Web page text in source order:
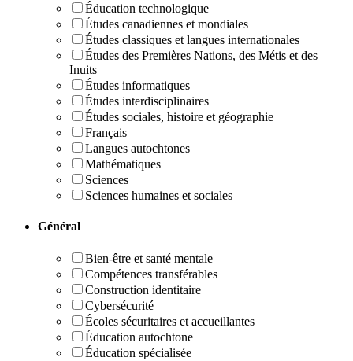
Éducation technologique
Études canadiennes et mondiales
Études classiques et langues internationales
Études des Premières Nations, des Métis et des
Inuits
Études informatiques
Études interdisciplinaires
Études sociales, histoire et géographie
Français
Langues autochtones
Mathématiques
Sciences
Sciences humaines et sociales
Général
Bien-être et santé mentale
Compétences transférables
Construction identitaire
Cybersécurité
Écoles sécuritaires et accueillantes
Éducation autochtone
Éducation spécialisée